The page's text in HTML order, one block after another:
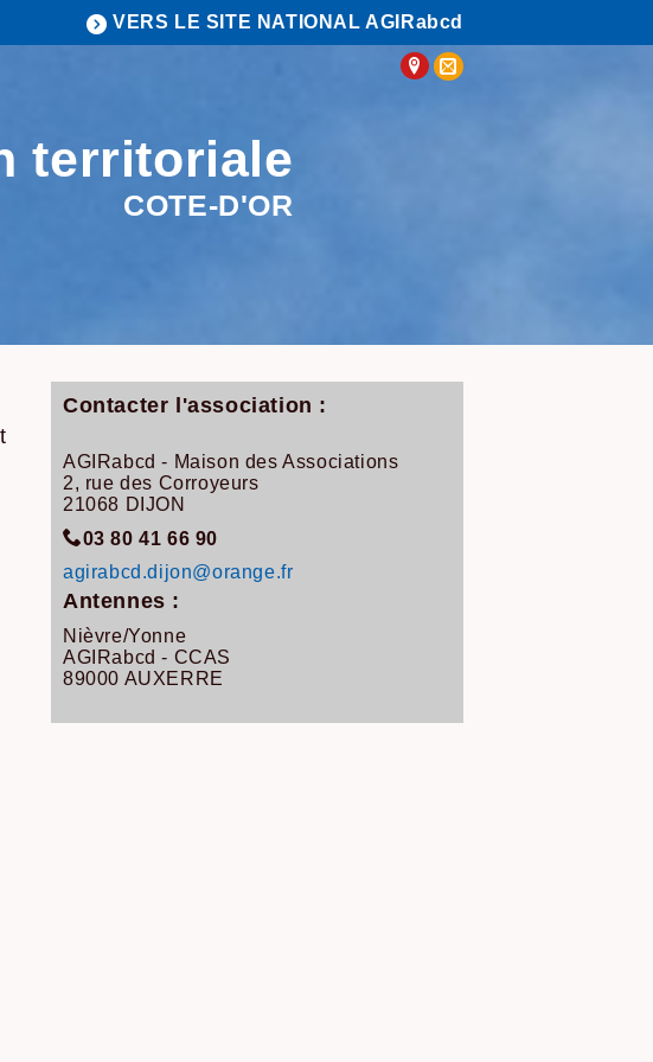
VERS LE SITE NATIONAL AGIRabcd
territoriale
COTE-D'OR
Contacter l'association :
AGIRabcd - Maison des Associations
2, rue des Corroyeurs
21068 DIJON
03 80 41 66 90
agirabcd.dijon@orange.fr
Antennes :
Nièvre/Yonne
AGIRabcd - CCAS
89000 AUXERRE